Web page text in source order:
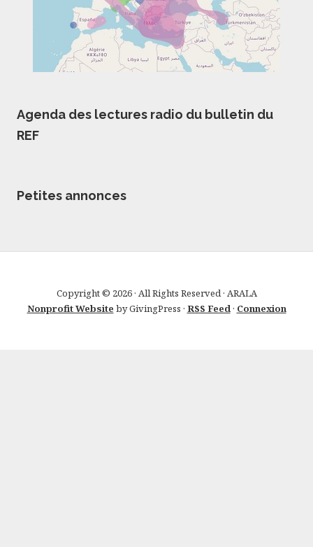
Agenda des lectures radio du bulletin du
REF
Petites annonces
Copyright © 2026 · All Rights Reserved · ARALA
Nonprofit Website by GivingPress · RSS Feed · Connexion